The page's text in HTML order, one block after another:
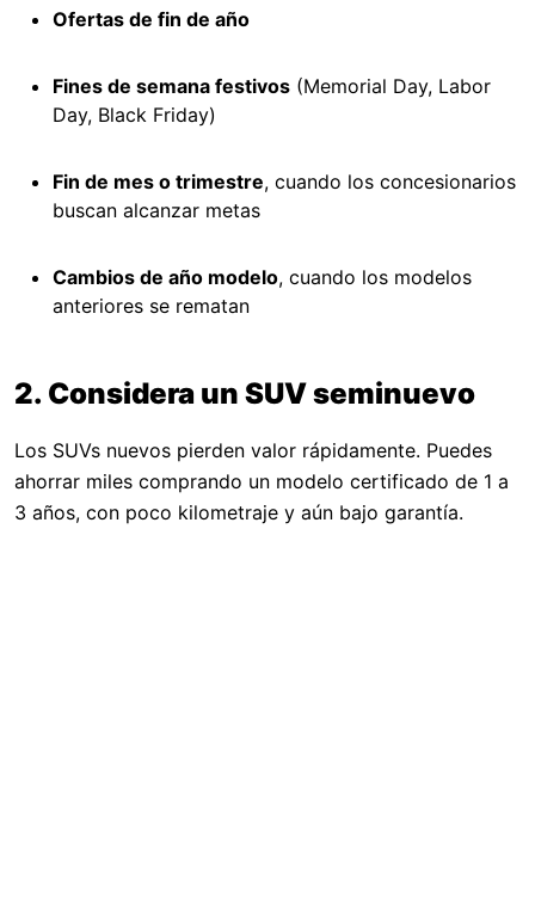
Ofertas de fin de año
Fines de semana festivos (Memorial Day, Labor
Day, Black Friday)
Fin de mes o trimestre, cuando los concesionarios
buscan alcanzar metas
Cambios de año modelo, cuando los modelos
anteriores se rematan
2. Considera un SUV seminuevo
Los SUVs nuevos pierden valor rápidamente. Puedes
ahorrar miles comprando un modelo certificado de 1 a
3 años, con poco kilometraje y aún bajo garantía.